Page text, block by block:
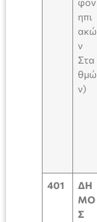
φον
ηπι
ακώ
ν
Στα
θμώ
ν)
401
ΔΗ
ΜΟ
Σ